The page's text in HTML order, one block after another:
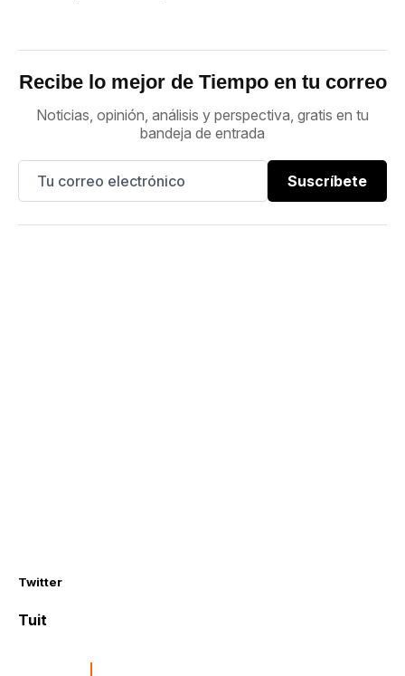
Recibe lo mejor de Tiempo en tu correo
Noticias, opinión, análisis y perspectiva, gratis en tu
bandeja de entrada
Suscríbete
Twitter
Tuit